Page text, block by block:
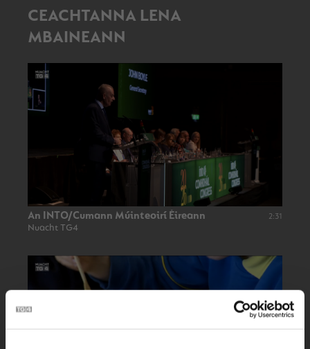
CEACHTANNA LENA
MBAINEANN
An INTO/Cumann Múinteoirí Éireann
Nuacht TG4
2:31